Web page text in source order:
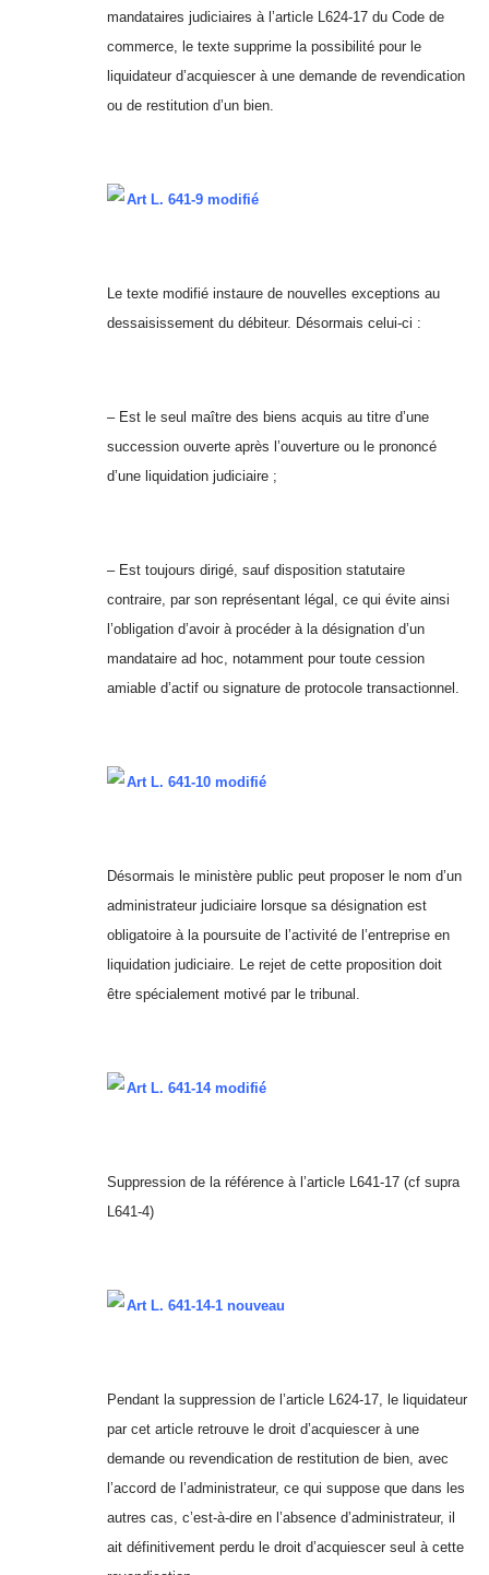
mandataires judiciaires à l’article L624-17 du Code de
commerce, le texte supprime la possibilité pour le
liquidateur d’acquiescer à une demande de revendication
ou de restitution d’un bien.
Art L. 641-9 modifié
Le texte modifié instaure de nouvelles exceptions au
dessaisissement du débiteur. Désormais celui-ci :
– Est le seul maître des biens acquis au titre d’une
succession ouverte après l’ouverture ou le prononcé
d’une liquidation judiciaire ;
– Est toujours dirigé, sauf disposition statutaire
contraire, par son représentant légal, ce qui évite ainsi
l’obligation d’avoir à procéder à la désignation d’un
mandataire ad hoc, notamment pour toute cession
amiable d’actif ou signature de protocole transactionnel.
Art L. 641-10 modifié
Désormais le ministère public peut proposer le nom d’un
administrateur judiciaire lorsque sa désignation est
obligatoire à la poursuite de l’activité de l’entreprise en
liquidation judiciaire. Le rejet de cette proposition doit
être spécialement motivé par le tribunal.
Art L. 641-14 modifié
Suppression de la référence à l’article L641-17 (cf supra
L641-4)
Art L. 641-14-1 nouveau
Pendant la suppression de l’article L624-17, le liquidateur
par cet article retrouve le droit d’acquiescer à une
demande ou revendication de restitution de bien, avec
l’accord de l’administrateur, ce qui suppose que dans les
autres cas, c’est-à-dire en l’absence d’administrateur, il
ait définitivement perdu le droit d’acquiescer seul à cette